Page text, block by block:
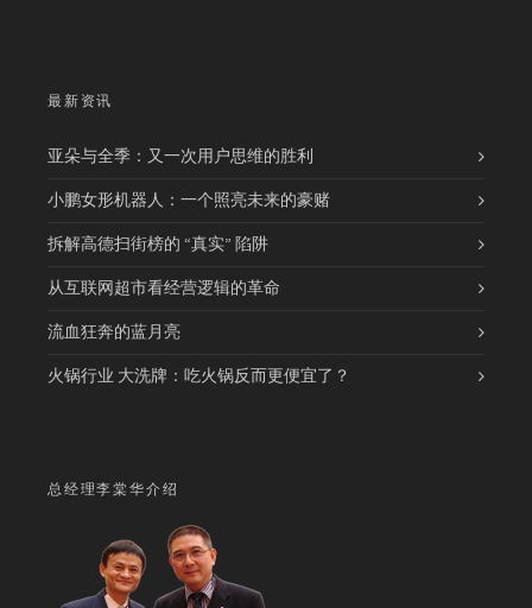
最新资讯
亚朵与全季：又一次用户思维的胜利
小鹏女形机器人：一个照亮未来的豪赌
拆解高德扫街榜的 “真实” 陷阱
从互联网超市看经营逻辑的革命
流血狂奔的蓝月亮
火锅行业 大洗牌：吃火锅反而更便宜了？
总经理李棠华介绍